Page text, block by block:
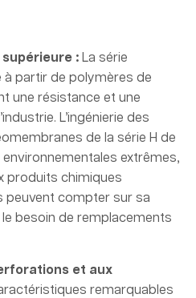
: La série
à partir de polymères de
une résistance et une
L’ingénierie des
de la série H de
extrêmes,
produits chimiques
peuvent compter sur sa
besoin de remplacements
et aux
remarquables